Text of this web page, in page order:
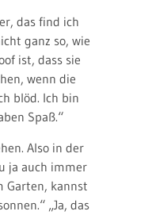
das find ich
ganz so, wie
ist, dass sie
wenn die
blöd. Ich bin
Spaß.“
Also in der
ja auch immer
Garten, kannst
„Ja, das